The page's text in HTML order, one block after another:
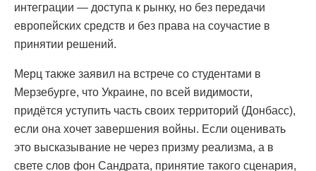
интеграции — доступа к рынку, но без передачи
европейских средств и без права на соучастие в
принятии решений.
Мерц также заявил на встрече со студентами в
Мерзебурге, что Украине, по всей видимости,
придётся уступить часть своих территорий (Донбасс),
если она хочет завершения войны. Если оценивать
это высказывание не через призму реализма, а в
свете слов фон Сандрата, принятие такого сценария,